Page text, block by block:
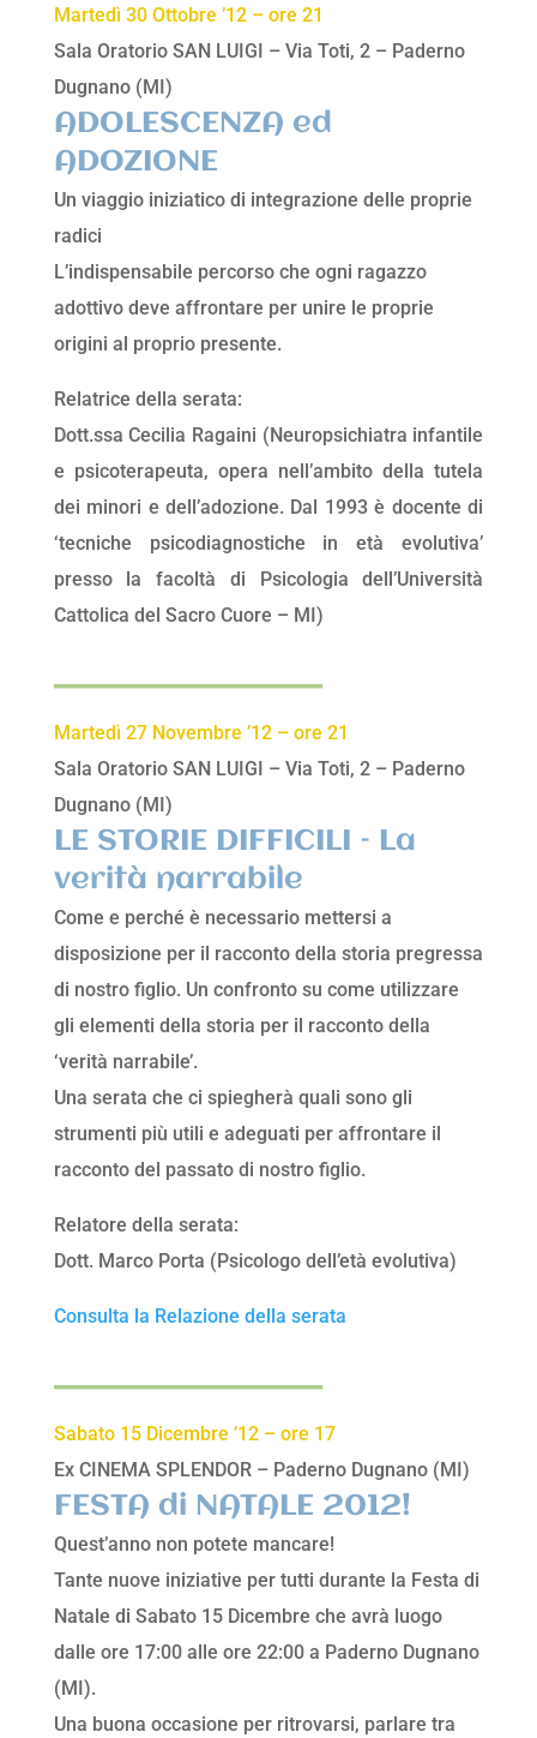
Martedì 30 Ottobre ’12 – ore 21
Sala Oratorio SAN LUIGI – Via Toti, 2 – Paderno
Dugnano (MI)
ADOLESCENZA ed
ADOZIONE
Un viaggio iniziatico di integrazione delle proprie
radici
L’indispensabile percorso che ogni ragazzo
adottivo deve affrontare per unire le proprie
origini al proprio presente.
Relatrice della serata:
Dott.ssa Cecilia Ragaini (Neuropsichiatra infantile
e psicoterapeuta, opera nell’ambito della tutela
dei minori e dell’adozione. Dal 1993 è docente di
‘tecniche psicodiagnostiche in età evolutiva’
presso la facoltà di Psicologia dell’Università
Cattolica del Sacro Cuore – MI)
Martedì 27 Novembre ’12 – ore 21
Sala Oratorio SAN LUIGI – Via Toti, 2 – Paderno
Dugnano (MI)
LE STORIE DIFFICILI – La
verità narrabile
Come e perché è necessario mettersi a
disposizione per il racconto della storia pregressa
di nostro figlio. Un confronto su come utilizzare
gli elementi della storia per il racconto della
‘verità narrabile’.
Una serata che ci spiegherà quali sono gli
strumenti più utili e adeguati per affrontare il
racconto del passato di nostro figlio.
Relatore della serata:
Dott. Marco Porta (Psicologo dell’età evolutiva)
Consulta la Relazione della serata
Sabato 15 Dicembre ’12 – ore 17
Ex CINEMA SPLENDOR – Paderno Dugnano (MI)
FESTA di NATALE 2012!
Quest’anno non potete mancare!
Tante nuove iniziative per tutti durante la Festa di
Natale di Sabato 15 Dicembre che avrà luogo
dalle ore 17:00 alle ore 22:00 a Paderno Dugnano
(MI).
Una buona occasione per ritrovarsi, parlare tra